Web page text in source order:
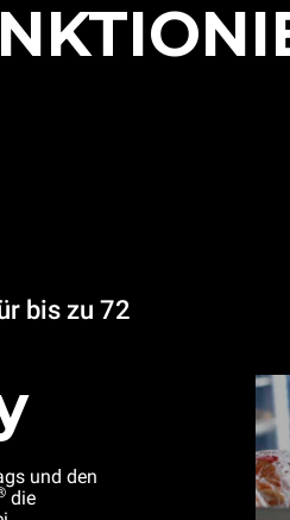
bis zu 72
und den
die